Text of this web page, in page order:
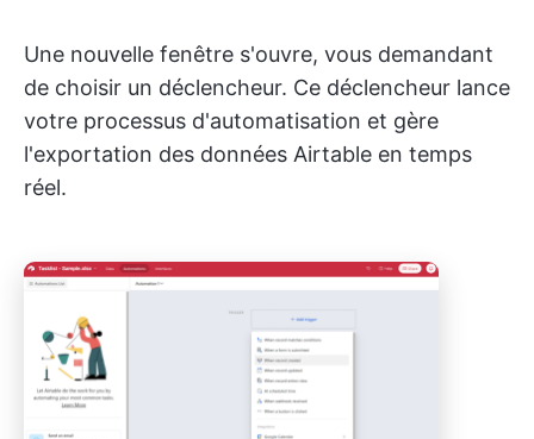
Une nouvelle fenêtre s'ouvre, vous demandant
de choisir un déclencheur. Ce déclencheur lance
votre processus d'automatisation et gère
l'exportation des données Airtable en temps
réel.